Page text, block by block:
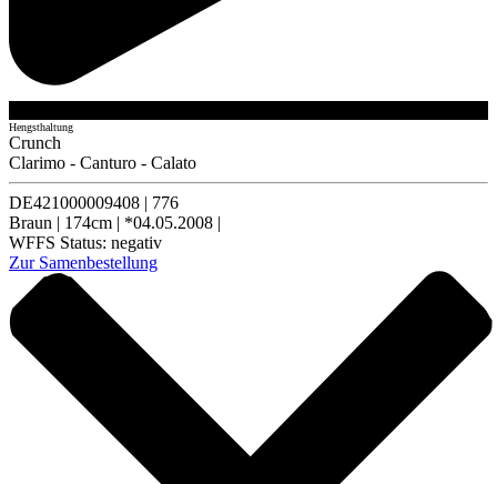
Hengsthaltung
Crunch
Clarimo - Canturo - Calato
DE421000009408 | 776
Braun | 174cm | *04.05.2008 |
WFFS Status: negativ
Zur Samenbestellung